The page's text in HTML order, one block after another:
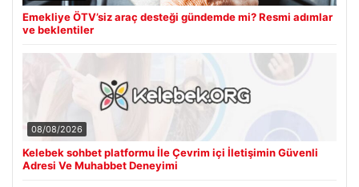
Emekliye ÖTV’siz araç desteği gündemde mi? Resmi adımlar
ve beklentiler
08/08/2026
Kelebek sohbet platformu İle Çevrim içi İletişimin Güvenli
Adresi Ve Muhabbet Deneyimi